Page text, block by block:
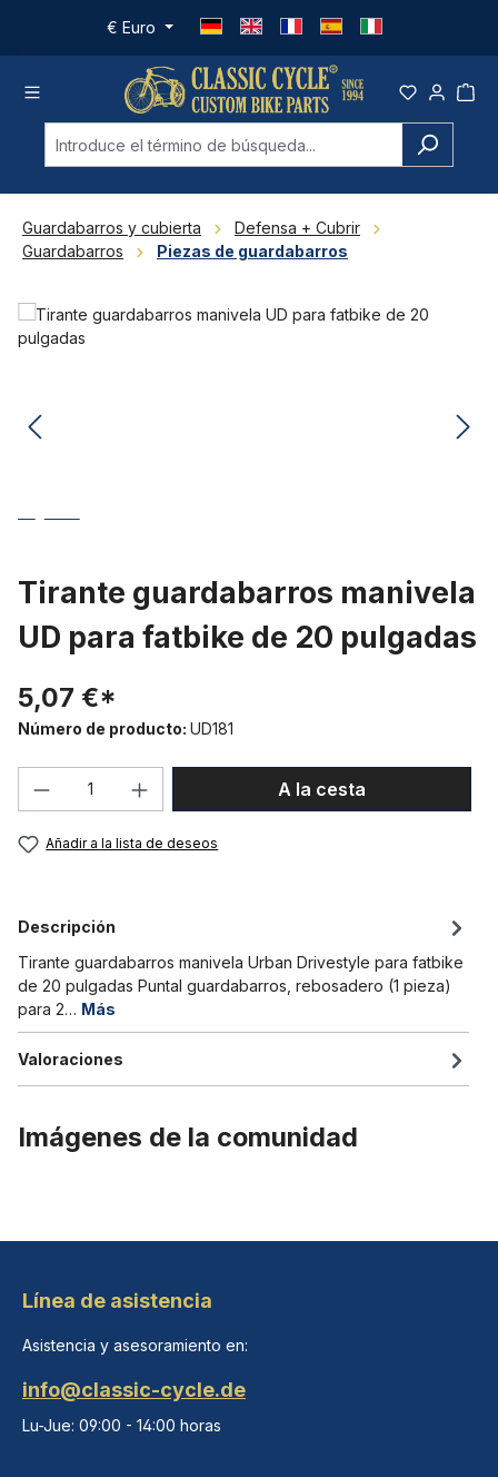
Saltar al contenido principal
€ Euro
Guardabarros y cubierta
Defensa + Cubrir
Guardabarros
Piezas de guardabarros
Omitir galería de imágenes
Tirante guardabarros manivela
UD para fatbike de 20 pulgadas
5,07 €*
Número de producto: UD181
Cantidad del producto: introduce la
A la cesta
Añadir a la lista de deseos
Descripción
Tirante guardabarros manivela Urban Drivestyle para fatbike
de 20 pulgadas Puntal guardabarros, rebosadero (1 pieza)
para 2… Más
Valoraciones
Imágenes de la comunidad
Línea de asistencia
Asistencia y asesoramiento en:
info@classic-cycle.de
Lu-Jue: 09:00 - 14:00 horas